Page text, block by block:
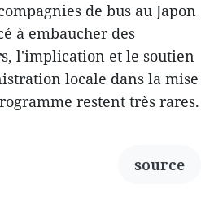
de bus au Japon
à embaucher des
l'implication et le soutien
locale dans la mise
restent très rares.
source